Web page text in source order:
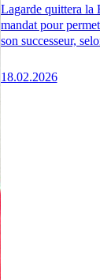
Lagarde quittera la
mandat pour
son successeur,
18.02.2026